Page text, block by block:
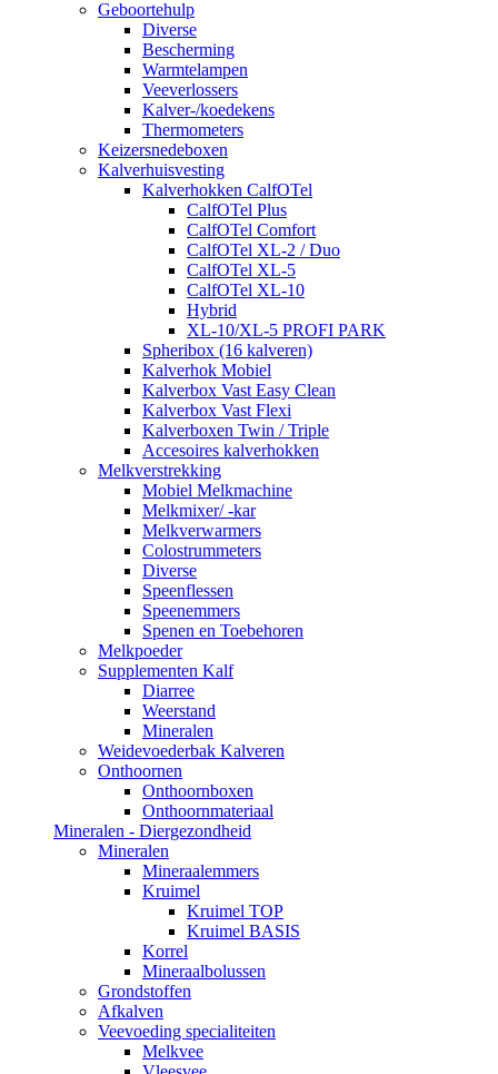
Geboortehulp
Diverse
Bescherming
Warmtelampen
Veeverlossers
Kalver-/koedekens
Thermometers
Keizersnedeboxen
Kalverhuisvesting
Kalverhokken CalfOTel
CalfOTel Plus
CalfOTel Comfort
CalfOTel XL-2 / Duo
CalfOTel XL-5
CalfOTel XL-10
Hybrid
XL-10/XL-5 PROFI PARK
Spheribox (16 kalveren)
Kalverhok Mobiel
Kalverbox Vast Easy Clean
Kalverbox Vast Flexi
Kalverboxen Twin / Triple
Accesoires kalverhokken
Melkverstrekking
Mobiel Melkmachine
Melkmixer/ -kar
Melkverwarmers
Colostrummeters
Diverse
Speenflessen
Speenemmers
Spenen en Toebehoren
Melkpoeder
Supplementen Kalf
Diarree
Weerstand
Mineralen
Weidevoederbak Kalveren
Onthoornen
Onthoornboxen
Onthoornmateriaal
Mineralen - Diergezondheid
Mineralen
Mineraalemmers
Kruimel
Kruimel TOP
Kruimel BASIS
Korrel
Mineraalbolussen
Grondstoffen
Afkalven
Veevoeding specialiteiten
Melkvee